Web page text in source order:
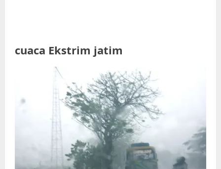
cuaca Ekstrim jatim